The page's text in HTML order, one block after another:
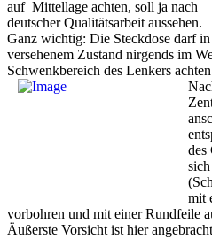
auf Mittellage achten, soll ja nach
deutscher Qualitätsarbeit aussehen.
Ganz wichtig: Die Steckdose darf
versehenem Zustand nirgends im
Schwenkbereich des Lenkers
des
mit
vorbohren und mit einer Rundfeile
Äußerste Vorsicht ist hier